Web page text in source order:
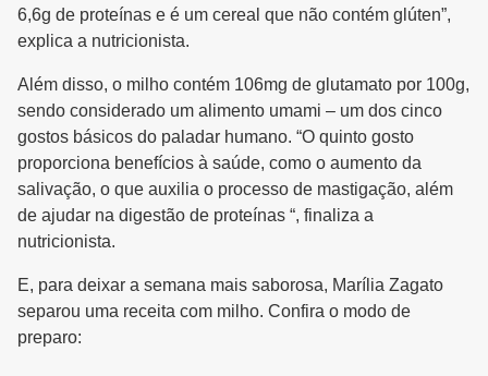
6,6g de proteínas e é um cereal que não contém glúten”,
explica a nutricionista.
Além disso, o milho contém 106mg de glutamato por 100g,
sendo considerado um alimento umami – um dos cinco
gostos básicos do paladar humano. “O quinto gosto
proporciona benefícios à saúde, como o aumento da
salivação, o que auxilia o processo de mastigação, além
de ajudar na digestão de proteínas “, finaliza a
nutricionista.
E, para deixar a semana mais saborosa, Marília Zagato
separou uma receita com milho. Confira o modo de
preparo: